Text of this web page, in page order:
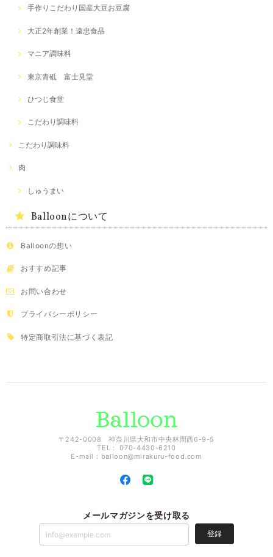
手作りこだわり国産大豆お豆腐
大正2年創業！遠忠食品
マニア調味料
東京青砥 富士見堂
ひつじ食堂
こだわり調味料
こだわり調味料
肉
しゅうまい
Balloonについて
Balloonの想い
おすすめ記事
お問い合わせ
プライバシーポリシー
特定商取引法に基づく表記
〒242-0008 神奈川県大和市中央林間西6-9-5
TEL： 070-4430-6210
E-mail： balloon@mirakuru-food.com
メールマガジンを受け取る
登録